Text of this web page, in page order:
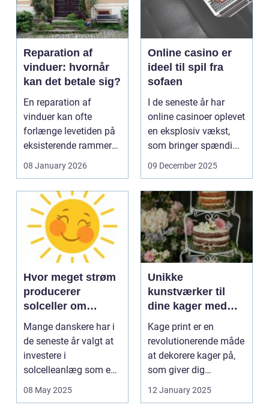
Reparation af
vinduer: hvornår
kan det betale sig?
En reparation af
vinduer kan ofte
forlænge levetiden på
eksisterende rammer
og glas med ...
08 January 2026
Online casino er
ideel til spil fra
sofaen
I de seneste år har
online casinoer oplevet
en eksplosiv vækst,
som bringer spændi...
09 December 2025
Hvor meget strøm
producerer
solceller om
vinteren?
Mange danskere har i
de seneste år valgt at
investere i
solcelleanlæg som en
bæred...
08 May 2025
Unikke
kunstværker til
dine kager med
kage print
Kage print er en
revolutionerende måde
at dekorere kager på,
som giver dig
mulighed for ...
12 January 2025